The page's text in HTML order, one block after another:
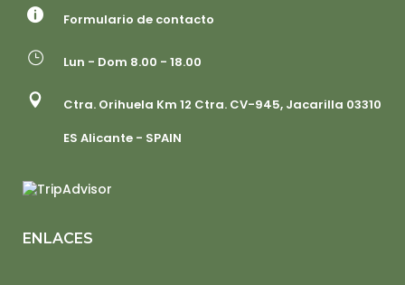
Formulario de contacto
Lun - Dom 8.00 - 18.00
Ctra. Orihuela Km 12 Ctra. CV-945, Jacarilla 03310
ES Alicante - SPAIN
ENLACES